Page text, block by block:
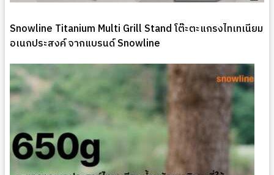
Snowline Titanium Multi Grill Stand โต๊ะตะแกรงไทเทเนียม
อเนกประสงค์ จากแบรนด์ Snowline